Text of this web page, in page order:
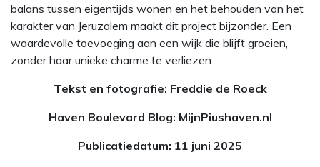
balans tussen eigentijds wonen en het behouden van het
karakter van Jeruzalem maakt dit project bijzonder. Een
waardevolle toevoeging aan een wijk die blijft groeien,
zonder haar unieke charme te verliezen.
Tekst en fotografie: Freddie de Roeck
Haven Boulevard Blog: MijnPiushaven.nl
Publicatiedatum: 11 juni 2025